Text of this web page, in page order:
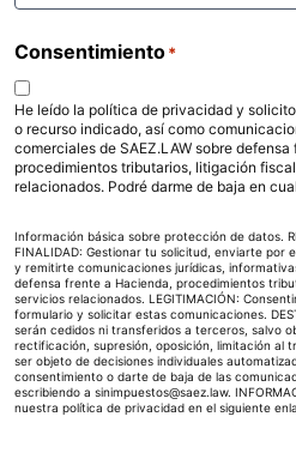
Consentimiento*
He leído la política de privacidad y
o recurso indicado, así como
comerciales de SAEZ.LAW sobre
procedimientos tributarios, litigación
relacionados. Podré darme de baja en
Información básica sobre protección de datos. RESPONSABLE: SAEZ.LAW, S.L.U.
FINALIDAD: Gestionar tu solicitud, enviarte por
y remitirte comunicaciones jurídicas,
defensa frente a Hacienda, procedimientos
servicios relacionados. LEGITIMACIÓN: Consentimiento del interesado al enviar el
formulario y solicitar estas comunicaciones. DESTINATARIOS: Los datos facilitados no
serán cedidos ni transferidos a terceros, salvo obligación legal.
rectificación, supresión, oposición, limitación al
ser objeto de decisiones individuales
consentimiento o darte de baja de las
escribiendo a sinimpuestos@saez.law. INFORMACIÓN ADICIONAL: Puedes consultar
nuestra política de privacidad en el siguiente